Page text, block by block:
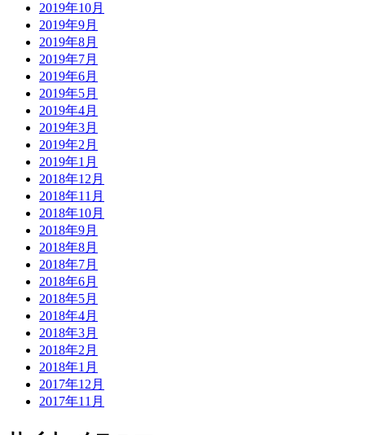
2019年10月
2019年9月
2019年8月
2019年7月
2019年6月
2019年5月
2019年4月
2019年3月
2019年2月
2019年1月
2018年12月
2018年11月
2018年10月
2018年9月
2018年8月
2018年7月
2018年6月
2018年5月
2018年4月
2018年3月
2018年2月
2018年1月
2017年12月
2017年11月